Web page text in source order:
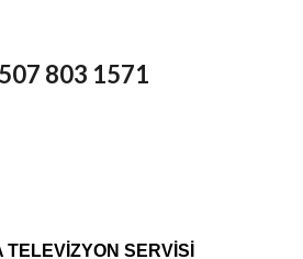
803 1571
TELEVİZYON SERVİSİ